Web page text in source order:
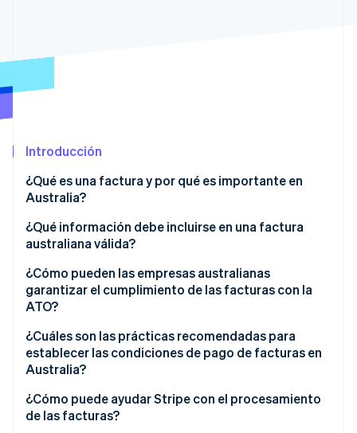
Introducción
¿Qué es una factura y por qué es importante en
Australia?
Mantienen estable el flujo de caja
normativa fiscal
Ofrecen protección legal y contractual
Proporcionan información importante sobre la
empresa
¿Qué información debe incluirse en una factura
australiana válida?
Factura de impuestos frente a factura regular
Siete elementos obligatorios de una factura de
¿Cómo pueden las empresas australianas
garantizar el cumplimiento de las facturas con la
ATO?
Aplica el GST correctamente
Conserva los registros de facturas durante al
Utiliza facturas digitales y el registro electrónico
¿Cuáles son las prácticas recomendadas para
establecer las condiciones de pago de facturas en
Australia?
Utiliza condiciones de pago estándar y claras
¿Cómo puede ayudar Stripe con el procesamiento
de las facturas?